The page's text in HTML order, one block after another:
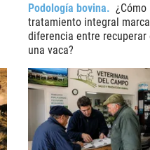
Podología bovina
¿Cómo
tratamiento integral
diferencia entre recuperar
una vaca?